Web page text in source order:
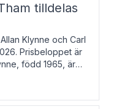
tilldelas
Klynne och Carl
Prisbeloppet är
född 1965, är
fil.dr i antikens